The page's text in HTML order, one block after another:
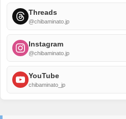
Threads
@chibaminato.jp
Instagram
@chibaminato.jp
YouTube
chibaminato_jp